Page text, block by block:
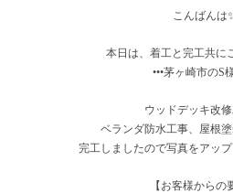
こんばんは
本日は、着工と完工共に
•••茅ヶ崎市のS
ウッドデッキ改修
ベランダ防水工事、屋根
完工しましたので写真をアッ
【お客様からの